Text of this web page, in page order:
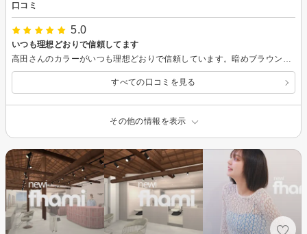
口コミ
5.0
いつも理想どおりで信頼してます
高田さんのカラーがいつも理想どおりで信頼しています。暗めブラウンにほんのりピンクの艶が上品で、色持ちも良くカットも丁寧です
すべての口コミを見る
その他の情報を表示